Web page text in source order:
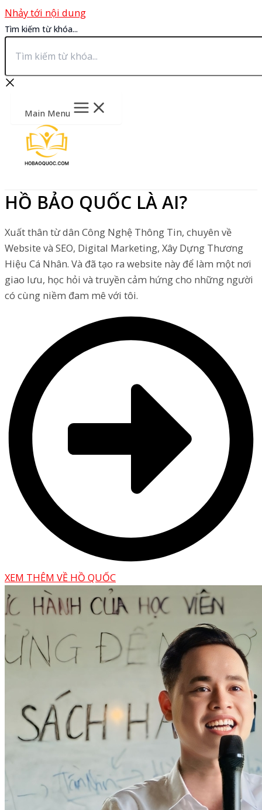
Nhảy tới nội dung
Tìm kiếm từ khóa...
Main Menu
HỒ BẢO QUỐC LÀ AI?
Xuất thân từ dân Công Nghệ Thông Tin, chuyên về
Website và SEO, Digital Marketing, Xây Dựng Thương
Hiệu Cá Nhân. Và đã tạo ra website này để làm một nơi
giao lưu, học hỏi và truyền cảm hứng cho những người
có cùng niềm đam mê với tôi.
XEM THÊM VỀ HỒ QUỐC